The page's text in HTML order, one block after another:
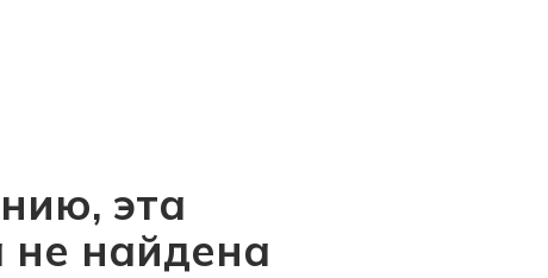
эта
не найдена